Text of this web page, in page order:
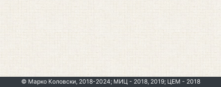
© Марко Коловски, 2018-2024; МИЦ - 2018, 2019; ЦЕМ - 2018